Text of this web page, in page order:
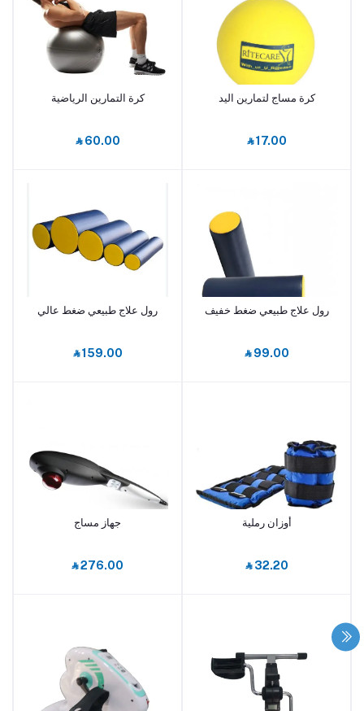
أضف إلى السلة
كرة مساج لتمارين اليد
‎⃁ 17.00
أضف إلى السلة
كرة التمارين الرياضية
‎⃁ 60.00
أضف إلى السلة
رول علاج طبيعي ضغط خفيف
‎⃁ 99.00
أضف إلى السلة
رول علاج طبيعي ضغط عالي
‎⃁ 159.00
أضف إلى السلة
أوزان رملية
‎⃁ 32.20
أضف إلى السلة
جهاز مساج
‎⃁ 276.00